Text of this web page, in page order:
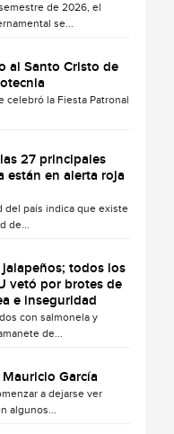
de 2026, el
se...
al Santo Cristo de
celebró la Fiesta Patronal
27 principales
están en alerta roja
del país indica que existe
de...
todos los
vetó por brotes de
e inseguridad
con salmonela y
de...
Mauricio García
a dejarse ver
algunos...